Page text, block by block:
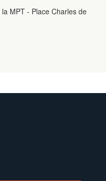
MPT - Place Charles de